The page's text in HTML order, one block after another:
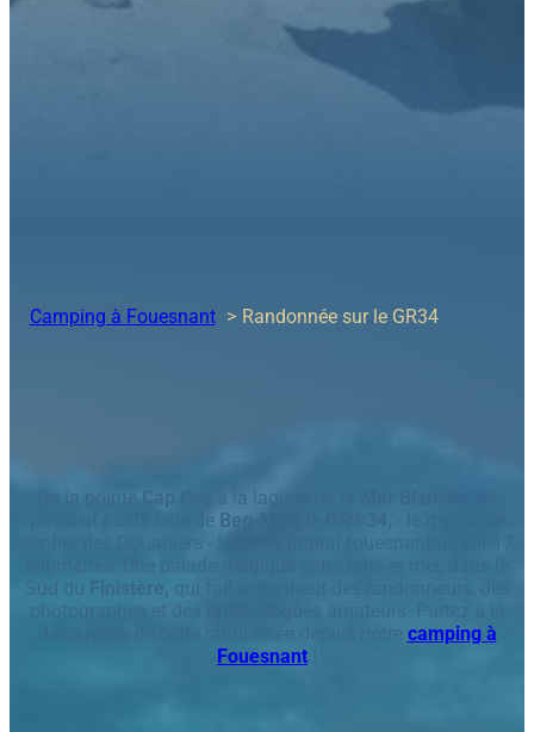
Camping à Fouesnant Randonnée sur le GR34
à la lagune de la
passant par la cale de Beg-Meil,
Finistère, qui fait le bonheur des randonneurs, des
photographes et des ornithologues amateurs. Partez à la
camping à
Fouesnant